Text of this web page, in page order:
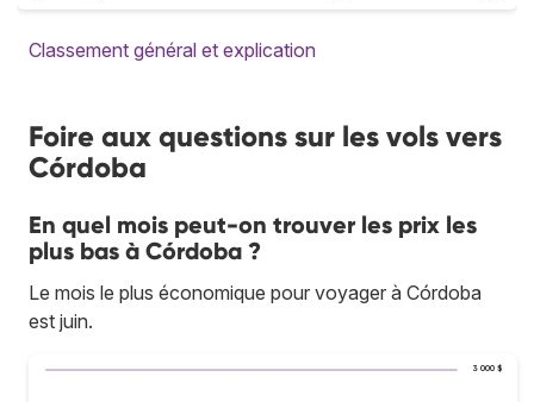
Classement général et explication
Foire aux questions sur les vols vers
Córdoba
En quel mois peut-on trouver les prix les
plus bas à Córdoba ?
Le mois le plus économique pour voyager à Córdoba
est juin.
3 000 $